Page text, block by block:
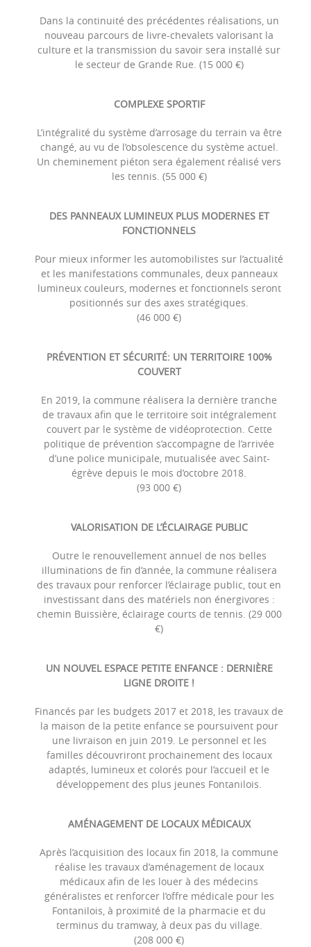
Dans la continuité des précédentes réalisations, un
nouveau parcours de livre-chevalets valorisant la
culture et la transmission du savoir sera installé sur
le secteur de Grande Rue. (15 000 €)
COMPLEXE SPORTIF
L’intégralité du système d’arrosage du terrain va être
changé, au vu de l’obsolescence du système actuel.
Un cheminement piéton sera également réalisé vers
les tennis. (55 000 €)
DES PANNEAUX LUMINEUX PLUS MODERNES ET
FONCTIONNELS
Pour mieux informer les automobilistes sur l’actualité
et les manifestations communales, deux panneaux
lumineux couleurs, modernes et fonctionnels seront
positionnés sur des axes stratégiques.
(46 000 €)
PRÉVENTION ET SÉCURITÉ: UN TERRITOIRE 100%
COUVERT
En 2019, la commune réalisera la dernière tranche
de travaux afin que le territoire soit intégralement
couvert par le système de vidéoprotection. Cette
politique de prévention s’accompagne de l’arrivée
d’une police municipale, mutualisée avec Saint-
égrève depuis le mois d’octobre 2018.
(93 000 €)
VALORISATION DE L’ÉCLAIRAGE PUBLIC
Outre le renouvellement annuel de nos belles
illuminations de fin d’année, la commune réalisera
des travaux pour renforcer l’éclairage public, tout en
investissant dans des matériels non énergivores :
chemin Buissière, éclairage courts de tennis. (29 000
€)
UN NOUVEL ESPACE PETITE ENFANCE : DERNIÈRE
LIGNE DROITE !
Financés par les budgets 2017 et 2018, les travaux de
la maison de la petite enfance se poursuivent pour
une livraison en juin 2019. Le personnel et les
familles découvriront prochainement des locaux
adaptés, lumineux et colorés pour l’accueil et le
développement des plus jeunes Fontanilois.
AMÉNAGEMENT DE LOCAUX MÉDICAUX
Après l’acquisition des locaux fin 2018, la commune
réalise les travaux d’aménagement de locaux
médicaux afin de les louer à des médecins
généralistes et renforcer l’offre médicale pour les
Fontanilois, à proximité de la pharmacie et du
terminus du tramway, à deux pas du village.
(208 000 €)